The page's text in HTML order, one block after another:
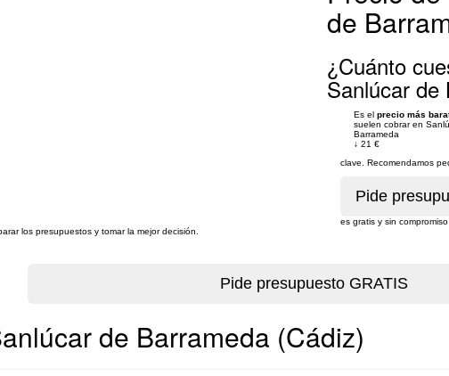
de
¿Cuánto
Sanlúcar de
Es el precio más
suelen cobrar en
Barrameda
↓ 21 €
clave. Recomendamos
es gratis y sin compromiso
los presupuestos y tomar la mejor decisión.
de Barrameda (Cádiz)